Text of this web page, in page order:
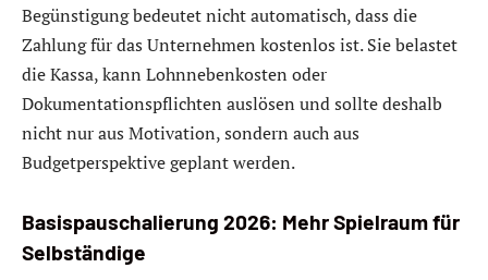
Begünstigung bedeutet nicht automatisch, dass die
Zahlung für das Unternehmen kostenlos ist. Sie belastet
die Kassa, kann Lohnnebenkosten oder
Dokumentationspflichten auslösen und sollte deshalb
nicht nur aus Motivation, sondern auch aus
Budgetperspektive geplant werden.
Basispauschalierung 2026: Mehr Spielraum für
Selbständige